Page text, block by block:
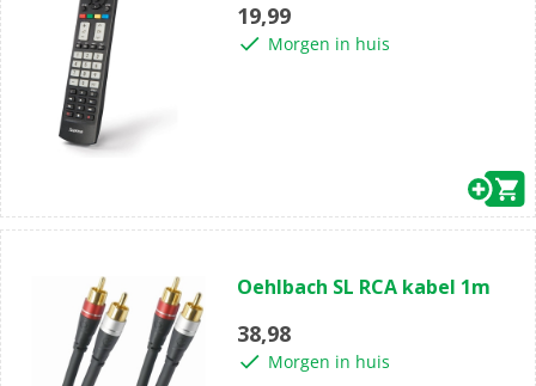
sterren.
19,99
Morgen in huis
van
5
sterren.
Oehlbach SL RCA kabel 1m
38,98
Morgen in huis